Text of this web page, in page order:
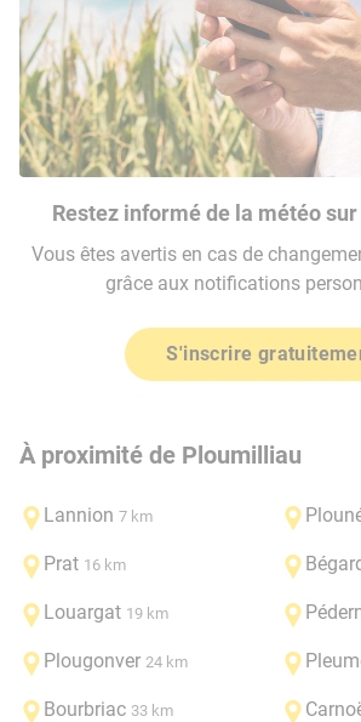
Restez informé de la météo
Vous êtes avertis en cas de
grâce aux notifications
S'inscrire
À proximité de Ploumilliau
Lannion 7 km
Prat 16 km
Louargat 19 km
Plougonver 24 km
Bourbriac 33 km